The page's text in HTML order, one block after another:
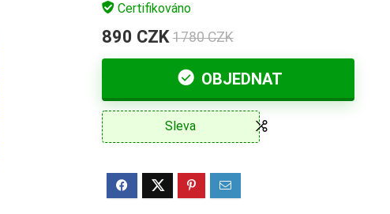
Certifikováno
890 CZK 1780 CZK
OBJEDNAT
Sleva